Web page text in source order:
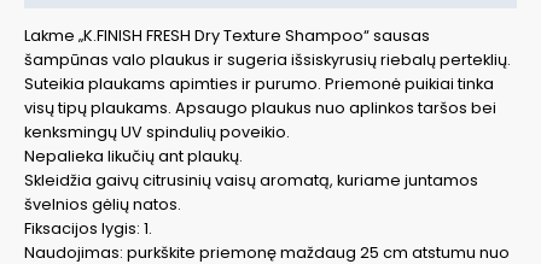
Lakme „K.FINISH FRESH Dry Texture Shampoo“ sausas
šampūnas valo plaukus ir sugeria išsiskyrusių riebalų perteklių.
Suteikia plaukams apimties ir purumo. Priemonė puikiai tinka
visų tipų plaukams. Apsaugo plaukus nuo aplinkos taršos bei
kenksmingų UV spindulių poveikio.
Nepalieka likučių ant plaukų.
Skleidžia gaivų citrusinių vaisų aromatą, kuriame juntamos
švelnios gėlių natos.
Fiksacijos lygis: 1.
Naudojimas: purkškite priemonę maždaug 25 cm atstumu nuo